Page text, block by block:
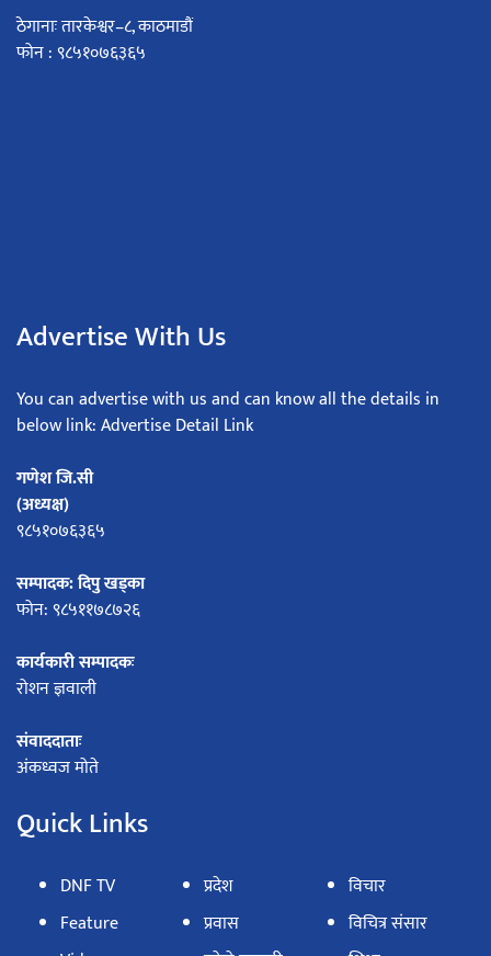
ठेगानाः तारकेश्वर–८, काठमाडौं
फोन : ९८५१०७६३६५
Advertise With Us
You can advertise with us and can know all the details in
below link: Advertise Detail Link
गणेश जि.सी
(अध्यक्ष)
९८५१०७६३६५
सम्पादक: दिपु खड्का
फोन: ९८५११७८७२६
कार्यकारी सम्पादकः
रोशन ज्ञवाली
संवाददाताः
अंकध्वज मोते
Quick Links
DNF TV
Feature
प्रदेश
प्रवास
विचार
विचित्र संसार